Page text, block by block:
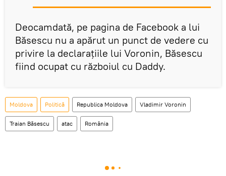
Deocamdată, pe pagina de Facebook a lui
Băsescu nu a apărut un punct de vedere cu
privire la declaraţiile lui Voronin, Băsescu
fiind ocupat cu războiul cu Daddy.
Moldova Politică Republica Moldova Vladimir Voronin
Traian Băsescu atac România